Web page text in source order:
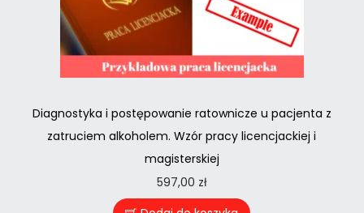
Diagnostyka i postępowanie ratownicze u pacjenta z
zatruciem alkoholem. Wzór pracy licencjackiej i
magisterskiej
597,00 zł